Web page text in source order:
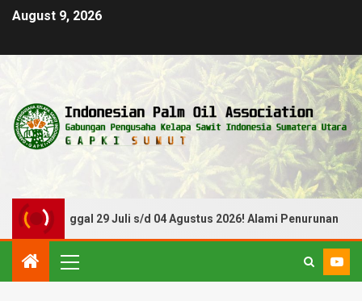
August 9, 2026
Tanggal 29 Juli s/d 04 Agustus 2026! Alami Penurunan